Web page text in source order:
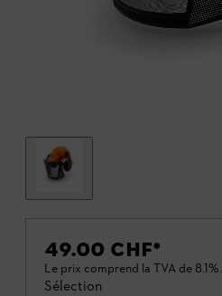
49.00 CHF*
Le prix comprend la TVA de 8.1%.
Sélection